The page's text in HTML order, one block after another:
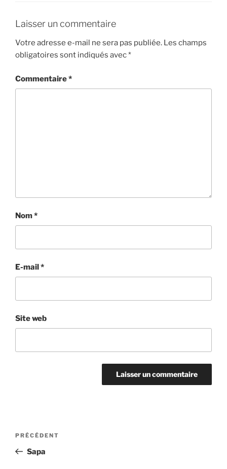
Laisser un commentaire
Votre adresse e-mail ne sera pas publiée. Les champs
obligatoires sont indiqués avec*
Commentaire*
Nom*
E-mail*
Site web
Navigation
l’article
Article
précédent
PRÉCÉDENT
Sapa